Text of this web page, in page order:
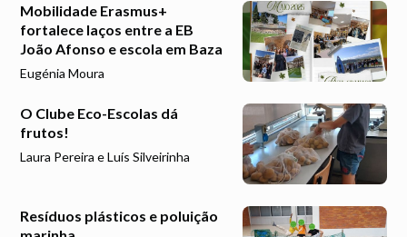
Mobilidade Erasmus+
fortalece laços entre a EB
João Afonso e escola em Baza
Eugénia Moura
O Clube Eco-Escolas dá
frutos!
Laura Pereira e Luís Silveirinha
Resíduos plásticos e poluição